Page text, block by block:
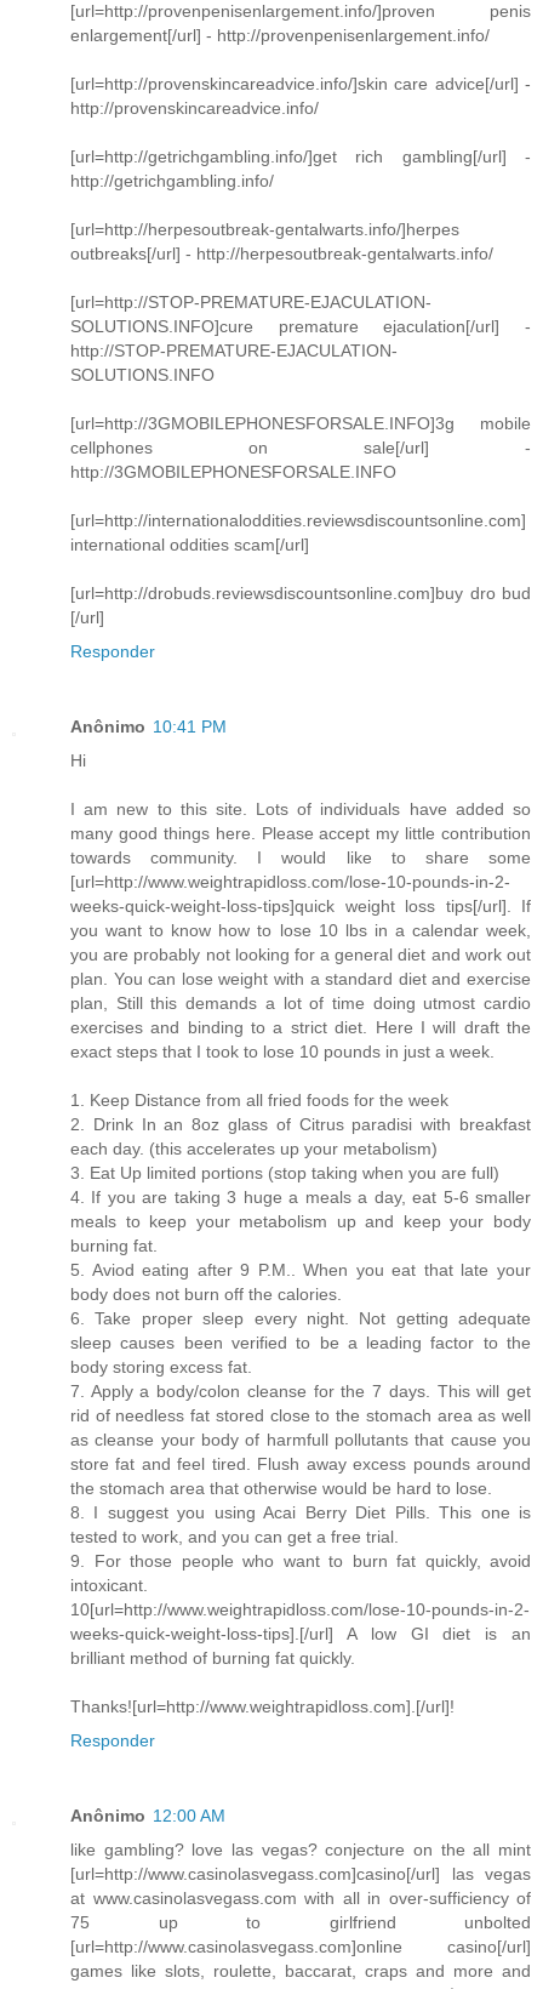
[url=http://provenpenisenlargement.info/]proven penis
enlargement[/url] - http://provenpenisenlargement.info/
[url=http://provenskincareadvice.info/]skin care advice[/url] -
http://provenskincareadvice.info/
[url=http://getrichgambling.info/]get rich gambling[/url] -
http://getrichgambling.info/
[url=http://herpesoutbreak-gentalwarts.info/]herpes
outbreaks[/url] - http://herpesoutbreak-gentalwarts.info/
[url=http://STOP-PREMATURE-EJACULATION-
SOLUTIONS.INFO]cure premature ejaculation[/url] -
http://STOP-PREMATURE-EJACULATION-
SOLUTIONS.INFO
[url=http://3GMOBILEPHONESFORSALE.INFO]3g mobile
cellphones on sale[/url] -
http://3GMOBILEPHONESFORSALE.INFO
[url=http://internationaloddities.reviewsdiscountsonline.com]
international oddities scam[/url]
[url=http://drobuds.reviewsdiscountsonline.com]buy dro bud
[/url]
Responder
Anônimo 10:41 PM
Hi
I am new to this site. Lots of individuals have added so
many good things here. Please accept my little contribution
towards community. I would like to share some
[url=http://www.weightrapidloss.com/lose-10-pounds-in-2-
weeks-quick-weight-loss-tips]quick weight loss tips[/url]. If
you want to know how to lose 10 lbs in a calendar week,
you are probably not looking for a general diet and work out
plan. You can lose weight with a standard diet and exercise
plan, Still this demands a lot of time doing utmost cardio
exercises and binding to a strict diet. Here I will draft the
exact steps that I took to lose 10 pounds in just a week.
1. Keep Distance from all fried foods for the week
2. Drink In an 8oz glass of Citrus paradisi with breakfast
each day. (this accelerates up your metabolism)
3. Eat Up limited portions (stop taking when you are full)
4. If you are taking 3 huge a meals a day, eat 5-6 smaller
meals to keep your metabolism up and keep your body
burning fat.
5. Aviod eating after 9 P.M.. When you eat that late your
body does not burn off the calories.
6. Take proper sleep every night. Not getting adequate
sleep causes been verified to be a leading factor to the
body storing excess fat.
7. Apply a body/colon cleanse for the 7 days. This will get
rid of needless fat stored close to the stomach area as well
as cleanse your body of harmfull pollutants that cause you
store fat and feel tired. Flush away excess pounds around
the stomach area that otherwise would be hard to lose.
8. I suggest you using Acai Berry Diet Pills. This one is
tested to work, and you can get a free trial.
9. For those people who want to burn fat quickly, avoid
intoxicant.
10[url=http://www.weightrapidloss.com/lose-10-pounds-in-2-
weeks-quick-weight-loss-tips].[/url] A low GI diet is an
brilliant method of burning fat quickly.
Thanks![url=http://www.weightrapidloss.com].[/url]!
Responder
Anônimo 12:00 AM
like gambling? love las vegas? conjecture on the all mint
[url=http://www.casinolasvegass.com]casino[/url] las vegas
at www.casinolasvegass.com with all in over-sufficiency of
75 up to girlfriend unbolted
[url=http://www.casinolasvegass.com]online casino[/url]
games like slots, roulette, baccarat, craps and more and